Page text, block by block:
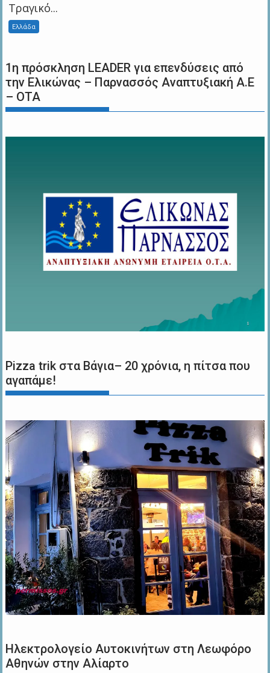
Τραγικό...
Ελλάδα
1η πρόσκληση LEADER για επενδύσεις από
την Ελικώνας – Παρνασσός Αναπτυξιακή Α.Ε
– ΟΤΑ
Pizza trik στα Βάγια– 20 χρόνια, η πίτσα που
αγαπάμε!
Ηλεκτρολογείο Αυτοκινήτων στη Λεωφόρο
Αθηνών στην Αλίαρτο